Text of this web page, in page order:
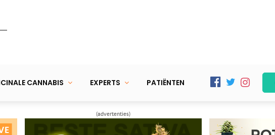
CANNABIS EXPERTS PATIËNTEN
(advertenties)